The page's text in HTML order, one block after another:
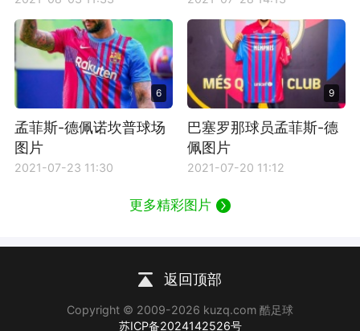
6
孟菲斯-德佩诺坎普球场
图片
2021-07-23 11:30
9
巴塞罗那球员孟菲斯-德
佩图片
2021-07-20 11:12
更多精彩图片
返回顶部
Copyright © 2009-2026 kuzq.com 酷足球
苏ICP备2024142526号